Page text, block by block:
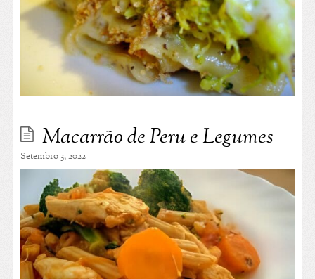
Macarrão de Peru e Legumes
Setembro 3, 2022